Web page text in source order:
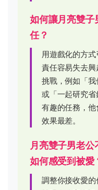
如何讓月亮雙子
任？
用遊戲化的方
責任容易失去
挑戰，例如「我
或「一起研究
有趣的任務，
效果最差。
月亮雙子男老
如何感受到被愛
調整你接收愛